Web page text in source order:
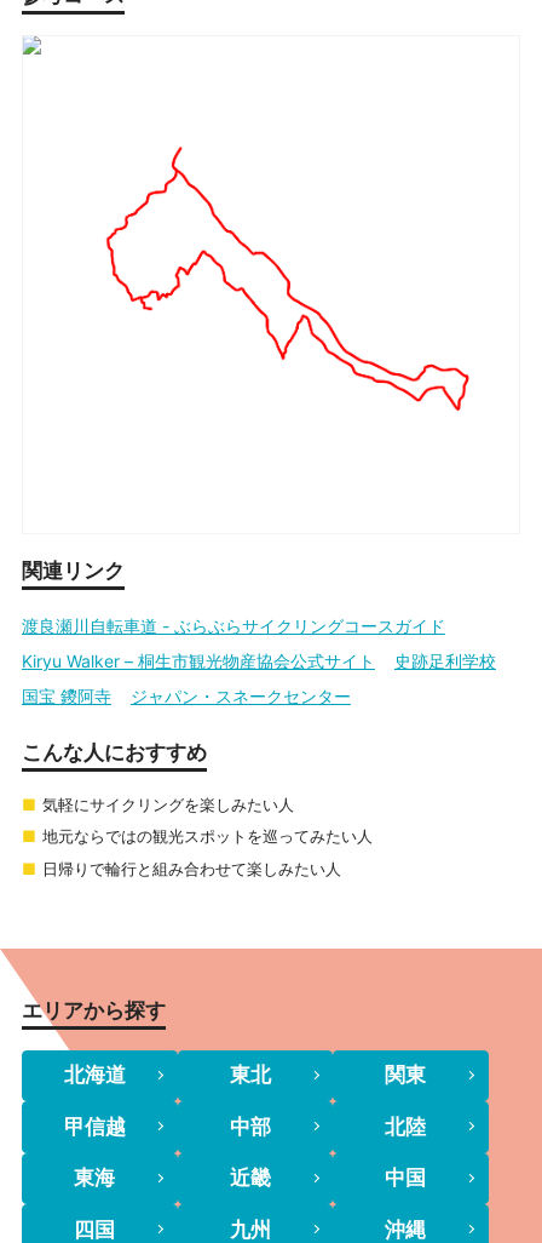
関連リンク
渡良瀬川自転車道 - ぶらぶらサイクリングコースガイド
Kiryu Walker – 桐生市観光物産協会公式サイト
史跡足利学校
国宝 鑁阿寺
ジャパン・スネークセンター
こんな人におすすめ
気軽にサイクリングを楽しみたい人
地元ならではの観光スポットを巡ってみたい人
日帰りで輪行と組み合わせて楽しみたい人
エリアから探す
北海道 東北 関東
甲信越 中部 北陸
東海 近畿 中国
四国 九州 沖縄